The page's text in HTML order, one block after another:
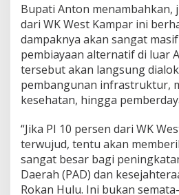
Bupati Anton menambahkan,
dari WK West Kampar ini
dampaknya akan sangat
pembiayaan alternatif di luar
tersebut akan langsung
pembangunan infrastruktur,
kesehatan, hingga
“Jika PI 10 persen dari WK
terwujud, tentu akan
sangat besar bagi
Daerah (PAD) dan
Rokan Hulu. Ini bukan